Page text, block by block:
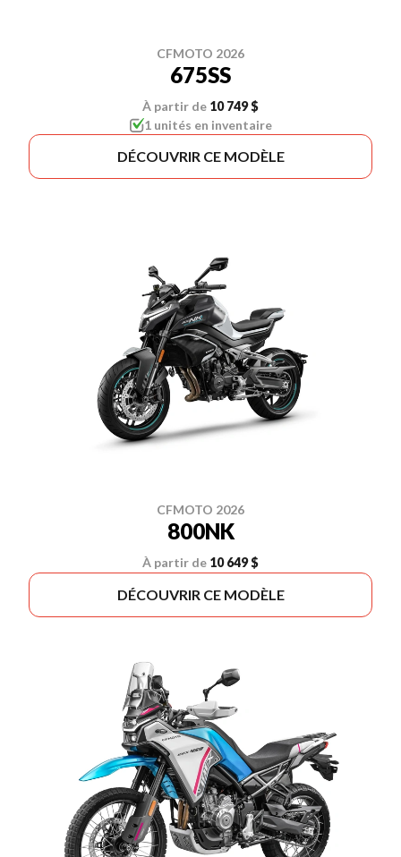
CFMOTO 2026
675SS
À partir de 10 749 $
1 unités en inventaire
DÉCOUVRIR CE MODÈLE
CFMOTO 2026
800NK
À partir de 10 649 $
DÉCOUVRIR CE MODÈLE